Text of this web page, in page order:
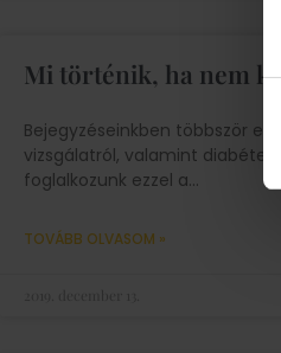
Mi történik, ha nem
Bejegyzéseinkben többször
vizsgálatról, valamint
foglalkozunk ezzel a
TOVÁBB OLVASOM »